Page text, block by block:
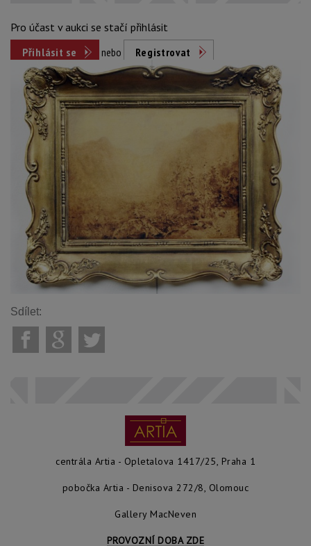
Pro účast v aukci se stačí přihlásit
Přihlásit se
nebo Registrovat
Sdílet:
centrála Artia - Opletalova 1417/25, Praha 1
pobočka Artia - Denisova 272/8, Olomouc
Gallery MacNeven
PROVOZNÍ DOBA ZDE